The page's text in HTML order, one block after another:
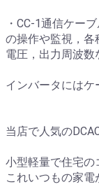
・CC-1通信ケー
の操作や監視，各
電圧，出力周波数
インバータにはケ
当店で人気の
小型軽量で住宅の
これいつもの家電